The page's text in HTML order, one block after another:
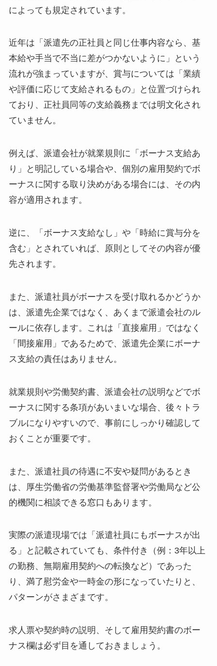
によっても規定されています。
近年は「派遣先の正社員と同じ仕事内容なら、基
本給や手当で不当に差がつかないように」という
流れが強まっていますが、賞与については「業績
や評価に応じて支給されるもの」と位置づけられ
ており、正社員同等の支給義務までは明文化され
ていません。
例えば、派遣会社が就業規則に「ボーナス支給あ
り」と明記している場合や、個別の雇用契約でボ
ーナスに関する取り決めがある場合には、その内
容が適用されます。
逆に、「ボーナス支給なし」や「時給に賞与分を
含む」とされていれば、原則としてその内容が優
先されます。
また、派遣社員がボーナスを受け取れるかどうか
は、派遣先企業ではなく、あくまで派遣会社のル
ールに依存します。これは「直接雇用」ではなく
「間接雇用」であるためで、派遣先企業にボーナ
ス支給の責任はありません。
就業規則や労働契約書、派遣会社の説明などでボ
ーナスに関する条項があいまいな場合、後々トラ
ブルになりやすいので、事前にしっかり確認して
おくことが重要です。
また、派遣社員の待遇に不安や疑問があるとき
は、厚生労働省の労働基準監督署や労働局など公
的機関に相談できる窓口もあります。
実際の派遣現場では「派遣社員にもボーナスが出
る」と記載されていても、条件付き（例：3年以上
の勤務、無期雇用契約への転換など）であった
り、満了慰労金や一時金の形になっていたりと、
パターンがさまざまです。
求人票や契約時の説明、そして雇用契約書のボー
ナス欄は必ず目を通しておきましょう。